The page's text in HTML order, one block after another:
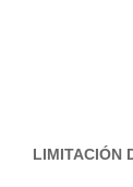
LIMITACIÓN